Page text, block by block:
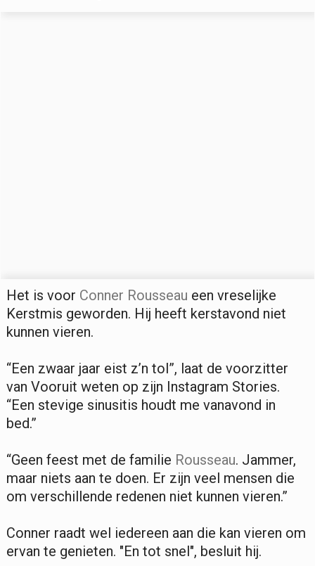
Het is voor Conner Rousseau een vreselijke
Kerstmis geworden. Hij heeft kerstavond niet
kunnen vieren.
“Een zwaar jaar eist z’n tol”, laat de voorzitter
van Vooruit weten op zijn Instagram Stories.
“Een stevige sinusitis houdt me vanavond in
bed.”
“Geen feest met de familie Rousseau. Jammer,
maar niets aan te doen. Er zijn veel mensen die
om verschillende redenen niet kunnen vieren.”
Conner raadt wel iedereen aan die kan vieren om
ervan te genieten. "En tot snel", besluit hij.